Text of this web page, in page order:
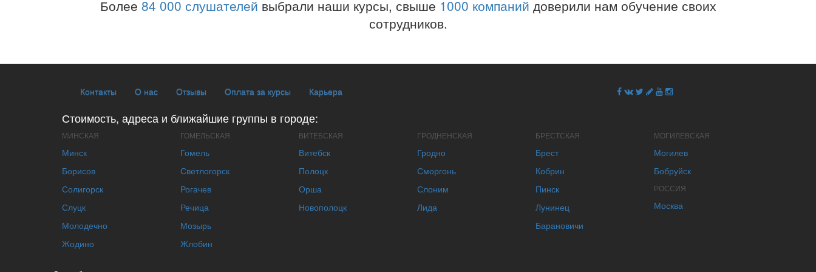
Более 84 000 слушателей выбрали наши курсы, свыше 1000 компаний доверили нам обучение своих
сотрудников.
Контакты О нас Отзывы Оплата за курсы Карьера
Стоимость, адреса и ближайшие группы в городе:
МИНСКАЯ
Минск
Борисов
Солигорск
Слуцк
Молодечно
Жодино
ГОМЕЛЬСКАЯ
Гомель
Светлогорск
Рогачев
Речица
Мозырь
Жлобин
ВИТЕБСКАЯ
Витебск
Полоцк
Орша
Новополоцк
ГРОДНЕНСКАЯ
Гродно
Сморгонь
Слоним
Лида
БРЕСТСКАЯ
Брест
Кобрин
Пинск
Лунинец
Барановичи
МОГИЛЕВСКАЯ
Могилев
Бобруйск
РОССИЯ
Москва